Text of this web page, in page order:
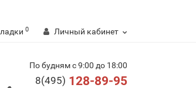
0 Личный кабинет
По будням с 9:00 до 18:00
8(495) 128-89-95